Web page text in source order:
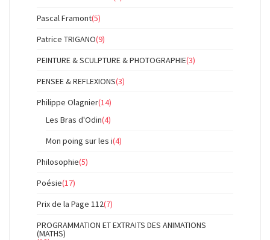
Pascal Framont(5)
Patrice TRIGANO(9)
PEINTURE & SCULPTURE & PHOTOGRAPHIE(3)
PENSEE & REFLEXIONS(3)
Philippe Olagnier(14)
Les Bras d'Odin(4)
Mon poing sur les i(4)
Philosophie(5)
Poésie(17)
Prix de la Page 112(7)
PROGRAMMATION ET EXTRAITS DES ANIMATIONS
(MATHS)